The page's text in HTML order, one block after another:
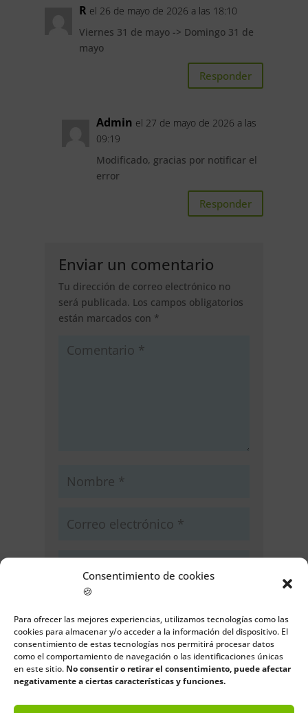
Consentimiento de cookies
🍪
Para ofrecer las mejores experiencias, utilizamos tecnologías como las
cookies para almacenar y/o acceder a la información del dispositivo. El
consentimiento de estas tecnologías nos permitirá procesar datos
como el comportamiento de navegación o las identificaciones únicas
en este sitio. No consentir o retirar el consentimiento, puede afectar
negativamente a ciertas características y funciones.
R el 26 de mayo de 2026 a las 18:10
Viernes 31 de mayo -> Domingo 31 de
mayo
Responder
Admin el 27 de mayo de 2026 a las
09:19
Modificado, gracias por notificar el
error
Responder
Enviar un comentario
Tu dirección de correo electrónico no
será publicada. Los campos obligatorios
están marcados con *
electrónico y web en este navegador
para la próxima vez que comente.
Enviar comentario